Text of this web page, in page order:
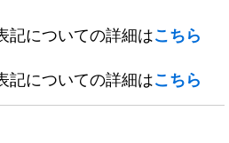
記についての詳細はこちら
記についての詳細はこちら